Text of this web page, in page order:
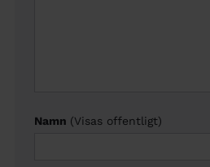
Namn (Visas offentligt)